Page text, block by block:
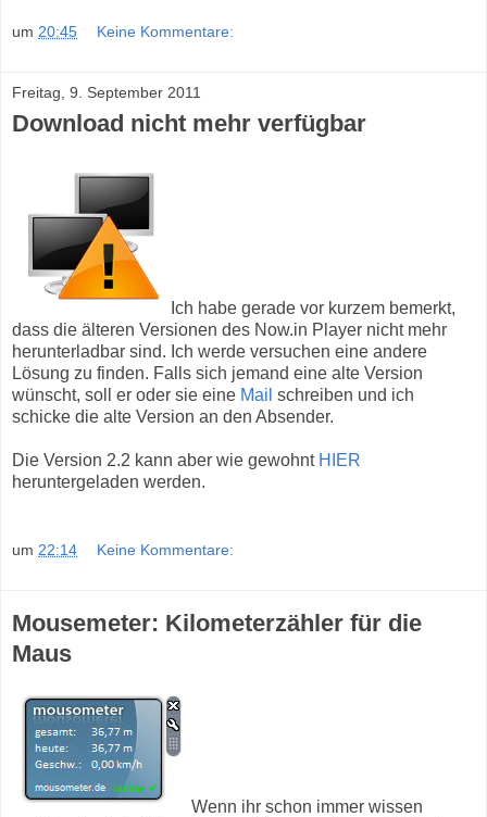
um 20:45 Keine Kommentare:
Freitag, 9. September 2011
Download nicht mehr verfügbar
Ich habe gerade vor kurzem bemerkt,
dass die älteren Versionen des Now.in Player nicht mehr
herunterladbar sind. Ich werde versuchen eine andere
Lösung zu finden. Falls sich jemand eine alte Version
wünscht, soll er oder sie eine Mail schreiben und ich
schicke die alte Version an den Absender.
Die Version 2.2 kann aber wie gewohnt HIER
heruntergeladen werden.
um 22:14 Keine Kommentare:
Mousemeter: Kilometerzähler für die
Maus
Wenn ihr schon immer wissen